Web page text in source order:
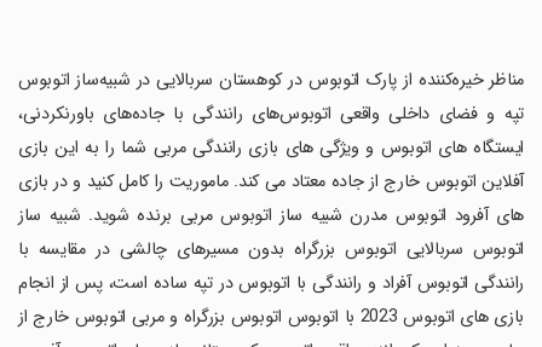
‏مناظر خیره‌کننده از پارک اتوبوس در کوهستان سربالایی در شبیه‌ساز اتوبوس
تپه و فضای داخلی واقعی اتوبوس‌های رانندگی با جاده‌های باورنکردنی،
ایستگاه های اتوبوس و ویژگی های بازی رانندگی مربی شما را به این بازی
آفلاین اتوبوس خارج از جاده معتاد می کند. ماموریت را کامل کنید و در بازی
های آفرود اتوبوس مدرن شبیه ساز اتوبوس مربی برنده شوید. شبیه ساز
اتوبوس سربالایی اتوبوس بزرگراه بدون مسیرهای چالشی در مقایسه با
رانندگی اتوبوس آفراد و رانندگی با اتوبوس در تپه ساده است، پس از انجام
بازی های اتوبوس 2023 با اتوبوس اتوبوس بزرگراه و مربی اتوبوس خارج از